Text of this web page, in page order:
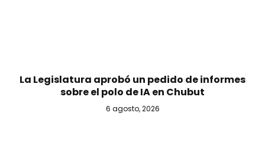
La Legislatura aprobó un pedido de informes
sobre el polo de IA en Chubut
6 agosto, 2026